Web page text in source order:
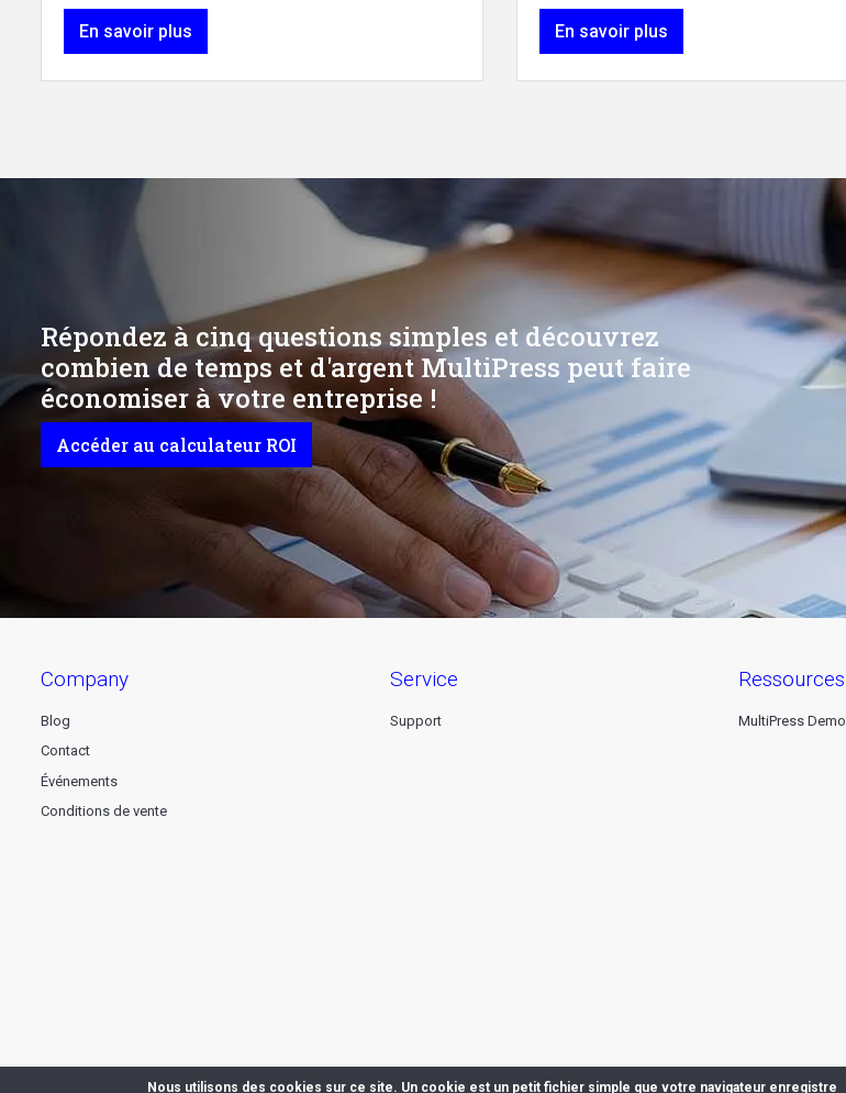
En savoir plus En savoir plus
Répondez à cinq questions simples et découvrez
combien de temps et d'argent MultiPress peut faire
économiser à votre entreprise !
Accéder au calculateur ROI
company
Blog
Contact
Événements
Conditions de vente
service
Support
ressources
MultiPress Demo
Nous utilisons des cookies sur ce site. Un cookie est un petit fichier simple que votre navigateur enregistre